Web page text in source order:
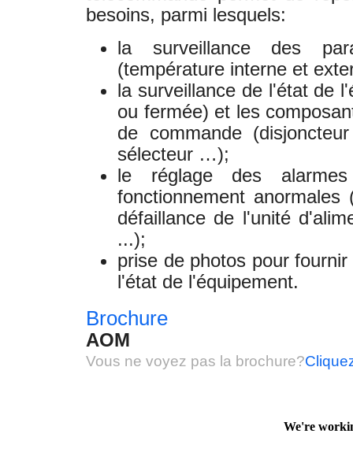
besoins, parmi lesquels:
la surveillance des
(température interne et
la surveillance de l'état de
ou fermée) et les
de commande
sélecteur …);
le réglage des
fonctionnement anormales
défaillance de l'unité
...);
prise de photos pour
l'état de l'équipement.
Brochure
AOM
Vous ne voyez pas la brochure?